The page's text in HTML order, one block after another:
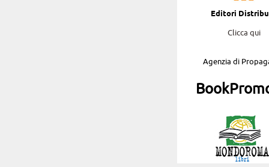
Editori
Clicca qui
Agenzia di